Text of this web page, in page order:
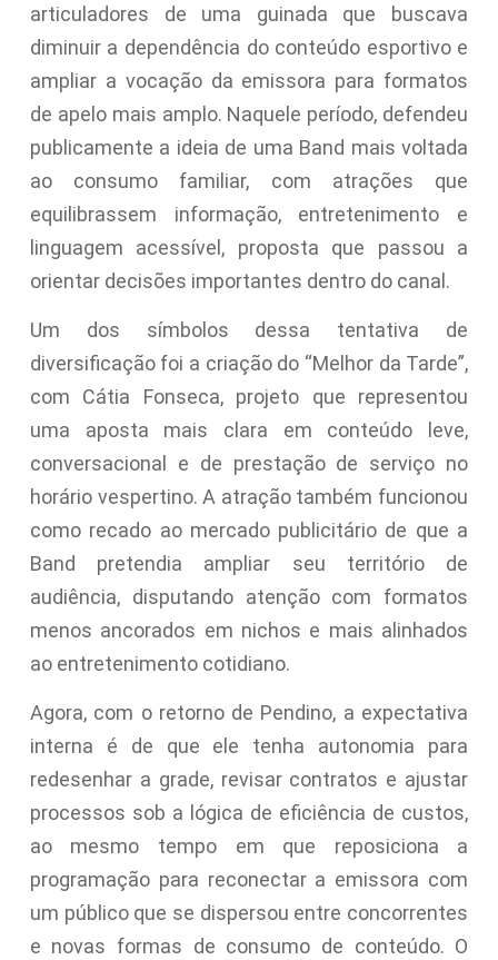
articuladores de uma guinada que buscava
diminuir a dependência do conteúdo esportivo e
ampliar a vocação da emissora para formatos
de apelo mais amplo. Naquele período, defendeu
publicamente a ideia de uma Band mais voltada
ao consumo familiar, com atrações que
equilibrassem informação, entretenimento e
linguagem acessível, proposta que passou a
orientar decisões importantes dentro do canal.
Um dos símbolos dessa tentativa de
diversificação foi a criação do “Melhor da Tarde”,
com Cátia Fonseca, projeto que representou
uma aposta mais clara em conteúdo leve,
conversacional e de prestação de serviço no
horário vespertino. A atração também funcionou
como recado ao mercado publicitário de que a
Band pretendia ampliar seu território de
audiência, disputando atenção com formatos
menos ancorados em nichos e mais alinhados
ao entretenimento cotidiano.
Agora, com o retorno de Pendino, a expectativa
interna é de que ele tenha autonomia para
redesenhar a grade, revisar contratos e ajustar
processos sob a lógica de eficiência de custos,
ao mesmo tempo em que reposiciona a
programação para reconectar a emissora com
um público que se dispersou entre concorrentes
e novas formas de consumo de conteúdo. O